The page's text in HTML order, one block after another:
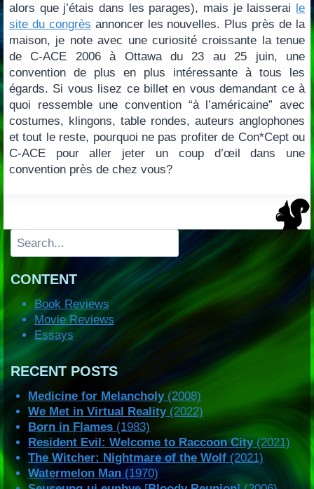
alors que j’étais dans les parages), mais je laisserai
le
site du congrès annoncer les nouvelles. Plus près de la
maison, je note avec une curiosité croissante la tenue
de C-ACE 2006 à Ottawa du 23 au 25 juin, une
convention de plus en plus intéressante à tous les
égards. Si vous lisez ce billet en vous demandant ce à
quoi ressemble une convention “à l’américaine” avec
costumes, klingons, table rondes, auteurs anglophones
et tout le reste, pourquoi ne pas profiter de Con*Cept ou
C-ACE pour aller jeter un coup d’œil dans une
convention près de chez vous?
Search
CONTENT
Book Reviews
Movie Reviews
Essays
RECENT POSTS
Medicine for Melancholy(2008)
We Met in Virtual Reality(2022)
Born in Flames (1983)
Resident Evil: Welcome to Raccoon City(2021)
The Witcher: Nightmare of the Wolf (2021)
Watermelon Man (1970)